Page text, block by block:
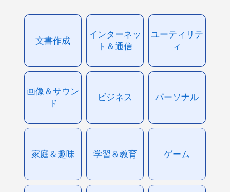
文書作成
インターネッ
ト＆通信
ユーティリテ
ィ
画像＆サウン
ド
ビジネス パーソナル
家庭＆趣味 学習＆教育 ゲーム